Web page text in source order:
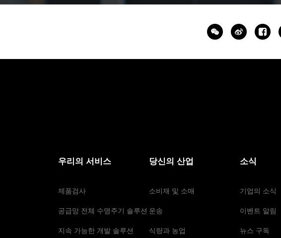
우리의 서비스
제품검사
공급망 전체 수명주기 솔루션
지속 가능한 개발 솔루션
당신의 산업
소비재 및 소매
운송
식량과 농업
소식
기업의 소식
이벤트 알림
뉴스 구독